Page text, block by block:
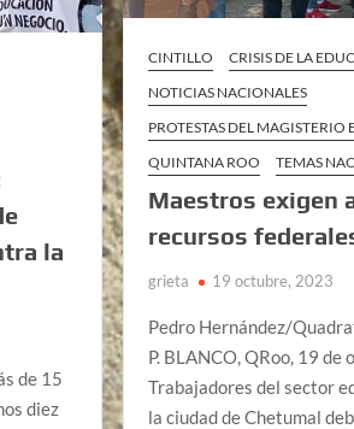
la
de 15
diez
CINTILLO
CRISIS DE LA
NOTICIAS NACIONALES
PROTESTAS DEL
QUINTANA ROO
TEMAS
Maestros exigen
recursos
grieta 19 octubre, 2023
Pedro Hernández/
P. BLANCO, QRoo, 19 de
Trabajadores del sector
la ciudad de Chetumal